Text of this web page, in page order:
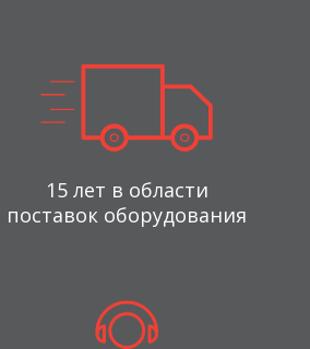
15 лет в области
поставок оборудования